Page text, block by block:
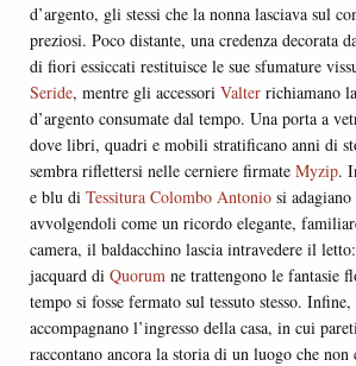
d’argento, gli stessi che la nonna lasciava sul
preziosi. Poco distante, una credenza decorata
di fiori essiccati restituisce le sue sfumature
Seride, mentre gli accessori Valter richiamano
d’argento consumate dal tempo. Una porta a
dove libri, quadri e mobili stratificano anni di
sembra riflettersi nelle cerniere firmate Myzip.
e blu di Tessitura Colombo Antonio si
avvolgendoli come un ricordo elegante,
camera, il baldacchino lascia intravedere il
jacquard di Quorum ne trattengono le fantasie
tempo si fosse fermato sul tessuto stesso.
accompagnano l’ingresso della casa, in cui
raccontano ancora la storia di un luogo che